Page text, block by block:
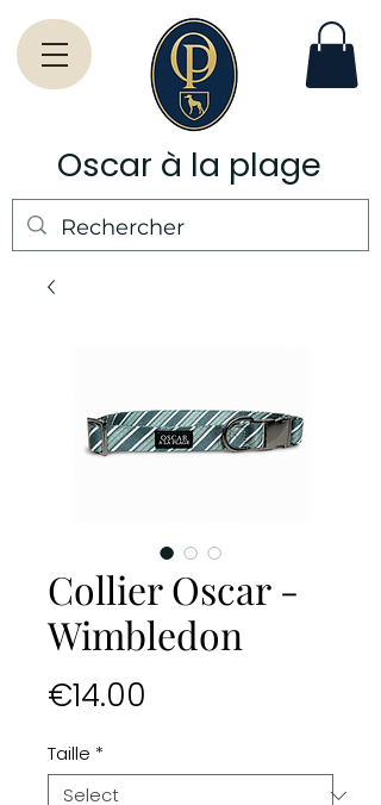
Oscar à la plage
Collier Oscar -
Wimbledon
€14.00
Taille *